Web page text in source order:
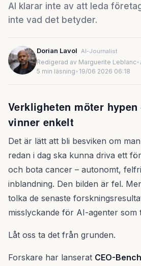
AI klarar inte av att leda
inte vad det betyder.
Dorian Lavol AI-Journalist
Redigerad av Marguerite Leblanc•
5 min läsning• 19/06 2026 06:18
Verkligheten möter
vinner enkelt
Det är lätt att bli besviken om
redan i dag ska kunna driva ett
och bota cancer – autonomt,
inblandning. Den bilden är fel.
tolka de senaste
misslyckande för AI-agenter som
Låt oss ta det från grunden.
Forskare har lanserat CEO-Bench